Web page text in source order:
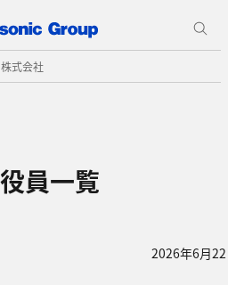
式会社
役員一覧
2026年6月